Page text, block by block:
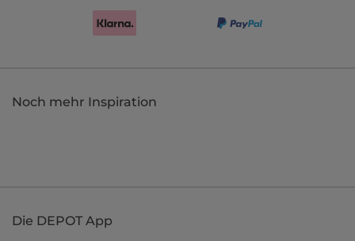
Noch mehr Inspiration
Die DEPOT App